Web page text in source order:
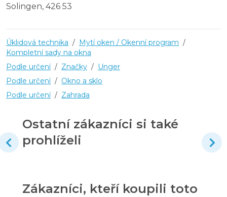
Solingen, 426 53
Úklidová technika / Mytí oken / Okenní program /
Kompletní sady na okna
Podle určení / Značky / Unger
Podle určení / Okno a sklo
Podle určení / Zahrada
Ostatní zákazníci si také
prohlíželi
Zákazníci, kteří koupili toto